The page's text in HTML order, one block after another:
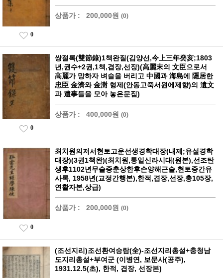
상품가 : 200,000원 (0)
0
쌍절록(雙節錄)1책완질(김양선,今上三年癸亥;1803
년,권수+2권,1책,겹장,선장)(高麗末의 文臣으로서
高麗가 망하자 벼슬을 버리고 中國과 海島에 隱居한
忠臣 金濟와 金澍 형제(안동고죽서원에제향)의 遺文
과 遺事들을 모아 놓은문집)
상품가 : 400,000원 (0)
0
최치원의저서현토고운선생경학대장(내제;유설경학
대장)(3권1책완)(최치원,통일신라시대(원본),선조탄
생후1102년무술중춘상한후손양해근술,현토중간유
사록, 1958년(교정간행본),한적,겹장,선장,총105장,
연활자본,상급)
상품가 : 200,000원 (0)
0
(조선지리)조선환여승람(全)-조선지리총설+충청남
도지리총설+부여군 (이병연, 보문사(공주),
1931.12.5(초), 한적, 겹장, 선장본)